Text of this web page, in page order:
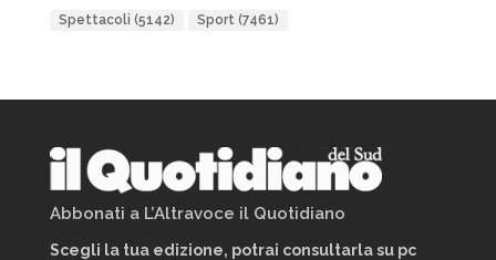
Spettacoli (5142) Sport(7461)
Abbonati a L’Altravoce il Quotidiano
Scegli la tua edizione, potrai consultarla su pc